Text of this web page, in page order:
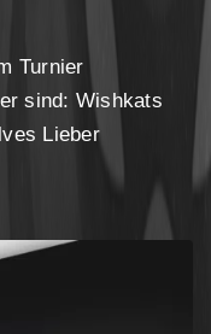
Turnier
sind: Wishkats
Lieber